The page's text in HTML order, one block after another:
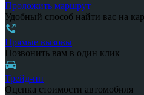
Проложить маршрут
Удобный способ найти вас на
Прямые вызовы
Позвонить вам в один клик
Трейд-ин
Оценка стоимости автомобиля